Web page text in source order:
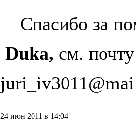
Спасибо за
Duka, см. почту
24 июн 2011 в 14:04